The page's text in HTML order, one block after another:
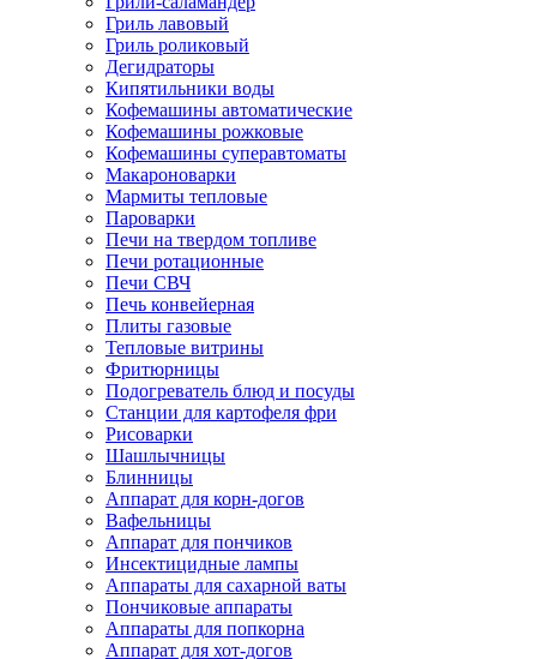
Гриль лавовый
Гриль роликовый
Дегидраторы
Кипятильники воды
Кофемашины автоматические
Кофемашины рожковые
Кофемашины суперавтоматы
Макароноварки
Мармиты тепловые
Пароварки
Печи на твердом топливе
Печи ротационные
Печи СВЧ
Печь конвейерная
Плиты газовые
Тепловые витрины
Фритюрницы
Подогреватель блюд и посуды
Станции для картофеля фри
Рисоварки
Шашлычницы
Блинницы
Аппарат для корн-догов
Вафельницы
Аппарат для пончиков
Инсектицидные лампы
Аппараты для сахарной ваты
Пончиковые аппараты
Аппараты для попкорна
Аппарат для хот-догов